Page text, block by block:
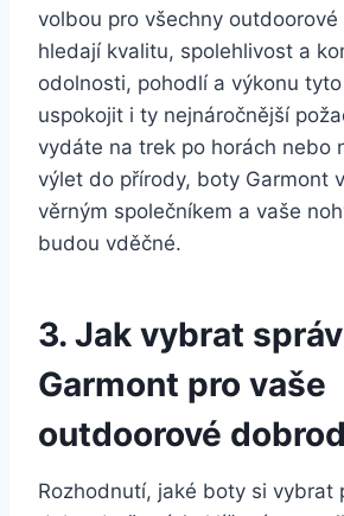
volbou pro všechny
hledají⁤ kvalitu,⁢ spolehlivost‌ a
odolnosti, pohodlí a výkonu⁢
uspokojit‍ i ty nejnáročnější
vydáte na ⁣trek po horách‌ nebo
⁤výlet do přírody, boty⁢ Garmont
věrným společníkem a ⁤vaše
budou vděčné.
3. ​Jak ‌vybrat
Garmont pro vaše
outdoorové
Rozhodnutí, jaké boty si⁢ vybrat